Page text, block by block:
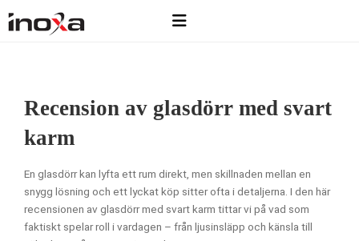
Recension av glasdörr med svart
karm
En glasdörr kan lyfta ett rum direkt, men skillnaden mellan en
snygg lösning och ett lyckat köp sitter ofta i detaljerna. I den här
recensionen av glasdörr med svart karm tittar vi på vad som
faktiskt spelar roll i vardagen – från ljusinsläpp och känsla till